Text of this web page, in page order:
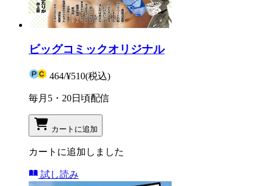
ビッグコミックオリジナル
464/¥510(税込)
毎月5・20日頃配信
カートに追加
カートに追加しました
試し読み